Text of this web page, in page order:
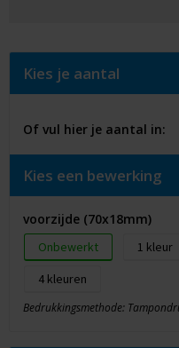
Kies je aantal
Of vul hier je aantal in:
Kies een bewerking
voorzijde (70x18mm)
Onbewerkt 1
4
Bedrukkingsmethode: